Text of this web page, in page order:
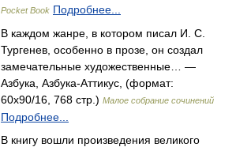
Pocket Book Подробнее...
В каждом жанре, в котором писал И. С.
Тургенев, особенно в прозе, он создал
замечательные художественные… —
Азбука, Азбука-Аттикус, (формат:
60x90/16, 768 стр.) Малое собрание сочинений
Подробнее...
В книгу вошли произведения великого